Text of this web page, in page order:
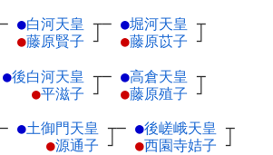
─ ●白河天皇 ┬
●藤原賢子 ┘
─ ●堀河天皇 ┬
●藤原苡子 ┘
●後白河天皇 ┬
●平滋子 ┘
─ ●高倉天皇 ┬
●藤原殖子 ┘
─ ●土御門天皇 ┬
●源通子 ┘
─ ●後嵯峨天皇 ┬
●西園寺姞子 ┘